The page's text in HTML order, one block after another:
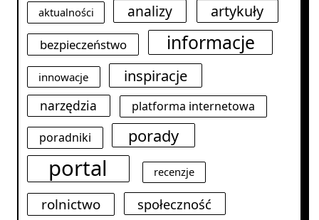
aktualności analizy artykuły
bezpieczeństwo informacje
innowacje inspiracje
narzędzia
platforma internetowa
poradniki
porady
portal recenzje
rolnictwo społeczność